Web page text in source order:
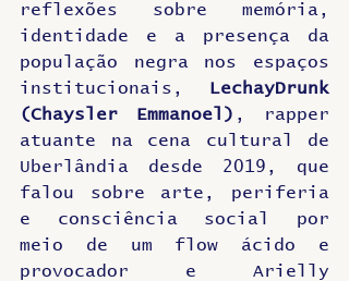
reflexões sobre memória,
identidade e a presença da
população negra nos espaços
institucionais,
LechayDrunk
(Chaysler Emmanoel) , rapper
atuante na cena cultural de
Uberlândia desde 2019, que
falou sobre arte, periferia
e consciência social por
meio de um flow ácido e
provocador e Arielly